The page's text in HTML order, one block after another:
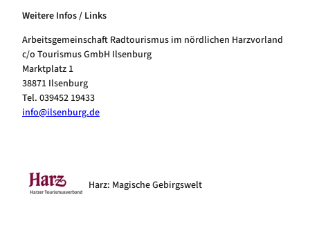
Weitere Infos / Links
Arbeitsgemeinschaft Radtourismus im nördlichen Harzvorland
c/o Tourismus GmbH Ilsenburg
Marktplatz 1
38871 Ilsenburg
Tel. 039452 19433
info@ilsenburg.de
Harz: Magische Gebirgswelt